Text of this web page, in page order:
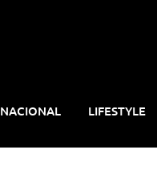
NACIONAL LIFESTYLE